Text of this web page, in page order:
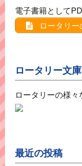
電子書籍として
ロータリ
ロータリー文庫
ロータリーの様
最近の投稿